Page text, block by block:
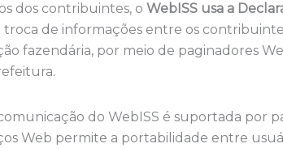
dos contribuintes, o WebISS usa a
de informações entre os
fazendária, por meio de paginadores
do WebISS é suportada por
Web permite a portabilidade entre